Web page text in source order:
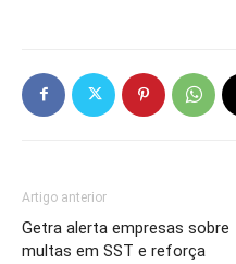
Artigo anterior
Getra alerta empresas sobre
multas em SST e reforça